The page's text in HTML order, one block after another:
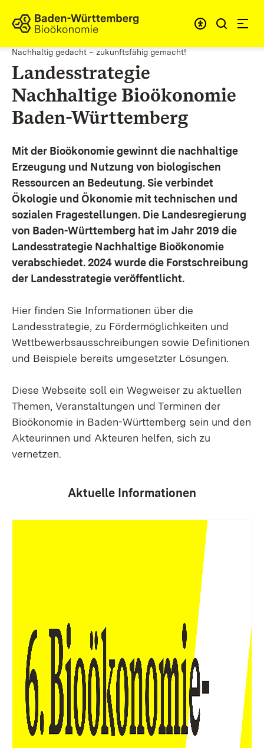
Zum Inhalt springen
Link zur Startseite
Nachhaltig gedacht – zukunftsfähig gemacht!
Landesstrategie
Nachhaltige Bioökonomie
Baden-Württemberg
Mit der Bioökonomie gewinnt die nachhaltige
Erzeugung und Nutzung von biologischen
Ressourcen an Bedeutung. Sie verbindet
Ökologie und Ökonomie mit technischen und
sozialen Fragestellungen. Die Landesregierung
von Baden-Württemberg hat im Jahr 2019 die
Landesstrategie Nachhaltige Bioökonomie
verabschiedet. 2024 wurde die Forstschreibung
der Landesstrategie veröffentlicht.
Hier finden Sie Informationen über die
Landesstrategie, zu Fördermöglichkeiten und
Wettbewerbsausschreibungen sowie Definitionen
und Beispiele bereits umgesetzter Lösungen.
Diese Webseite soll ein Wegweiser zu aktuellen
Themen, Veranstaltungen und Terminen der
Bioökonomie in Baden-Württemberg sein und den
Akteurinnen und Akteuren helfen, sich zu
vernetzen.
Aktuelle Informationen